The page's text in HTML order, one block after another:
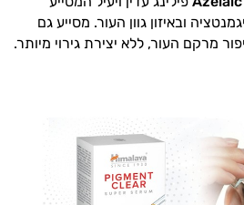
ובאיזון גוון העור. מסייע גם
מרקם העור, ללא יצירת גירוי מיותר.